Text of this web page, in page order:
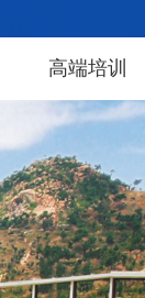
高端培训